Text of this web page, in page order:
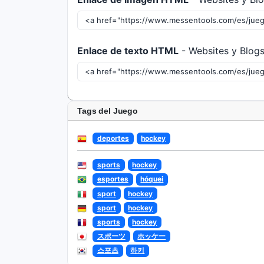
Enlace de texto HTML - Websites y Blogs
Tags del Juego
deportes hockey
sports
hockey
esportes
hóquei
sport
hockey
sport
hockey
sports
hockey
スポーツ
ホッケー
스포츠
하키